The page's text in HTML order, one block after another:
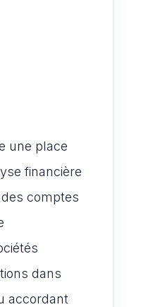
une place
financière
comptes
dans
accordant